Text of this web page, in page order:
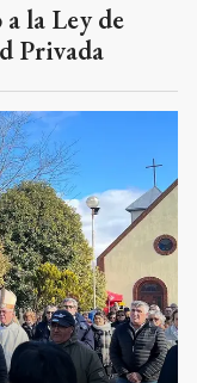
la Ley de
Privada